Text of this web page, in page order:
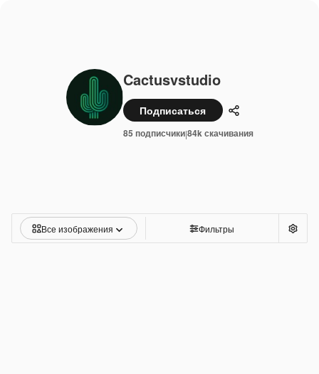
Cactusvstudio
Подписаться Поделиться
85 подписчики|84k скачивания
Все изображения Фильтры